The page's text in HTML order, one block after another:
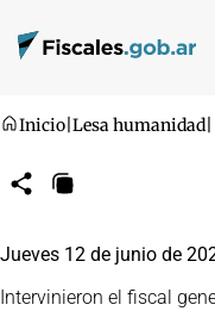
Inicio Lesa humanidad
CompartirCopiar
Jueves 12 de junio de
Intervinieron el fiscal